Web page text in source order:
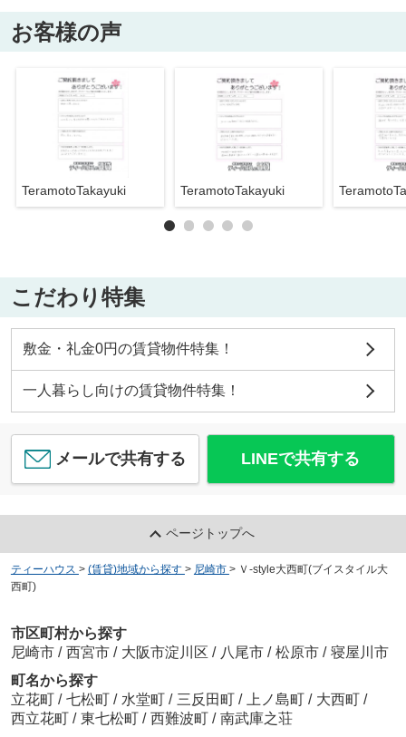
お客様の声
TeramotoTakayuki TeramotoTakayuki
こだわり特集
敷金・礼金0円の賃貸物件特集！
一人暮らし向けの賃貸物件特集！
メールで共有する LINEで共有する
ページトップへ
ティーハウス > (賃貸)地域から探す > 尼崎市 > Ｖ-style大西町(ブイスタイル大
西町)
市区町村から探す
尼崎市 / 西宮市 / 大阪市淀川区 / 八尾市 / 松原市 / 寝屋川市
町名から探す
立花町 / 七松町 / 水堂町 / 三反田町 / 上ノ島町 / 大西町 /
西立花町 / 東七松町 / 西難波町 / 南武庫之荘